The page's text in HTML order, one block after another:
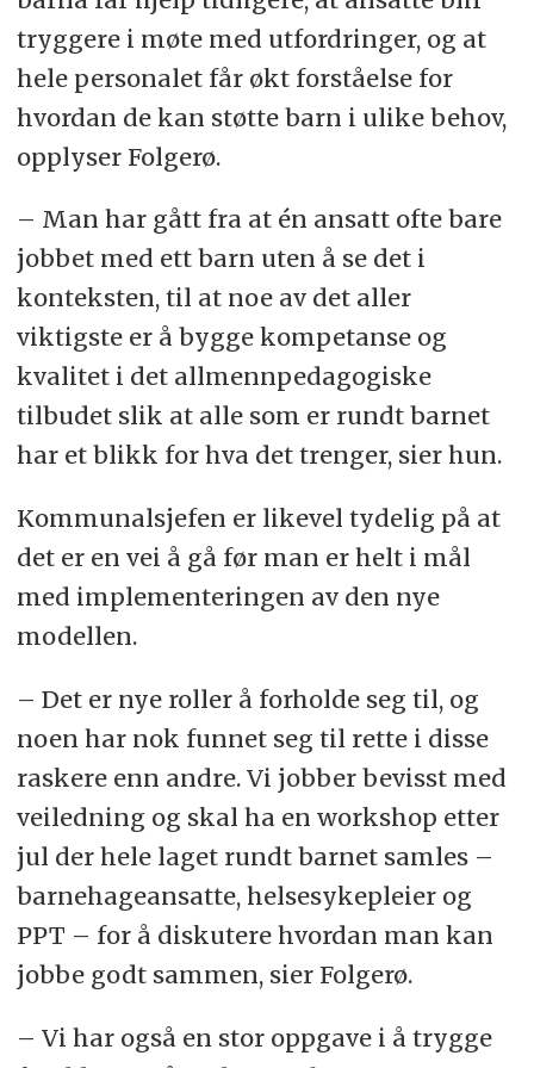
tryggere i møte med utfordringer, og at
hele personalet får økt forståelse for
hvordan de kan støtte barn i ulike behov,
opplyser Folgerø.
– Man har gått fra at én ansatt ofte bare
jobbet med ett barn uten å se det i
konteksten, til at noe av det aller
viktigste er å bygge kompetanse og
kvalitet i det allmennpedagogiske
tilbudet slik at alle som er rundt barnet
har et blikk for hva det trenger, sier hun.
Kommunalsjefen er likevel tydelig på at
det er en vei å gå før man er helt i mål
med implementeringen av den nye
modellen.
– Det er nye roller å forholde seg til, og
noen har nok funnet seg til rette i disse
raskere enn andre. Vi jobber bevisst med
veiledning og skal ha en workshop etter
jul der hele laget rundt barnet samles –
barnehageansatte, helsesykepleier og
PPT – for å diskutere hvordan man kan
jobbe godt sammen, sier Folgerø.
– Vi har også en stor oppgave i å trygge